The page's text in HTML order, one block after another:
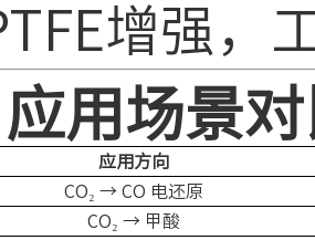
增强，
应用场景
应用方向
CO₂ → CO 电还原
CO₂ → 甲酸